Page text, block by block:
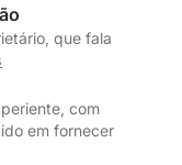
que fala
com
em fornecer